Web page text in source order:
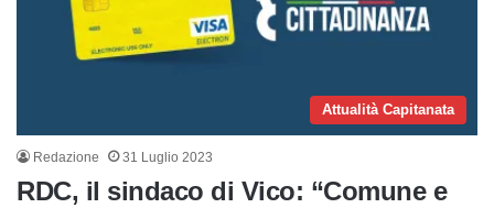
Attualità Capitanata
Redazione 31 Luglio 2023
RDC, il sindaco di Vico: “Comune e